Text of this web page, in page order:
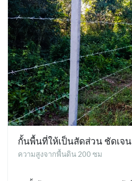
กั้นพื้นที่ให้เป็นสัดส่วน ชัดเจน
ความสูงจากพื้นดิน 200 ซม